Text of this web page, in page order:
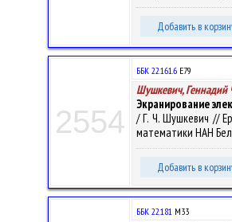
Добавить в
2554
ББК 22.161.6 Е79
Шушкевич, Геннадий
Экранирование
/ Г. Ч. Шушкевич //
математики НАН
Добавить в
ББК 22.181 М33